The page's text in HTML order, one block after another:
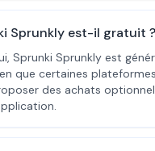
Sprunkly est-il gratuit ?
Sprunki Sprunkly est
que certaines
des achats